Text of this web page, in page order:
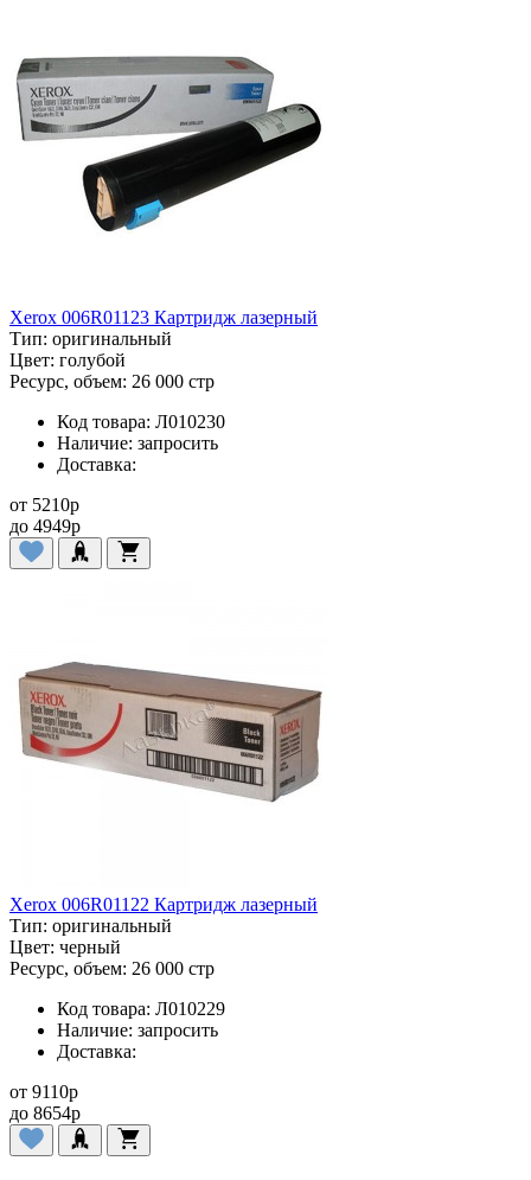
Xerox 006R01123 Картридж лазерный
Тип: оригинальный
Цвет: голубой
Ресурс, объем: 26 000 стр
Код товара: Л010230
Наличие: запросить
Доставка:
от 5210p
до 4949p
Xerox 006R01122 Картридж лазерный
Тип: оригинальный
Цвет: черный
Ресурс, объем: 26 000 стр
Код товара: Л010229
Наличие: запросить
Доставка:
от 9110p
до 8654p